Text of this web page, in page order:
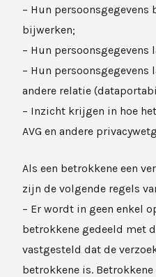
– Hun persoonsgegevens
bijwerken;
– Hun persoonsgegevens
– Hun persoonsgegevens
andere relatie
– Inzicht krijgen in hoe
AVG en andere
Als een betrokkene een
zijn de volgende regels
– Er wordt in geen enkel
betrokkene gedeeld met
vastgesteld dat de
betrokkene is. Betrokkene